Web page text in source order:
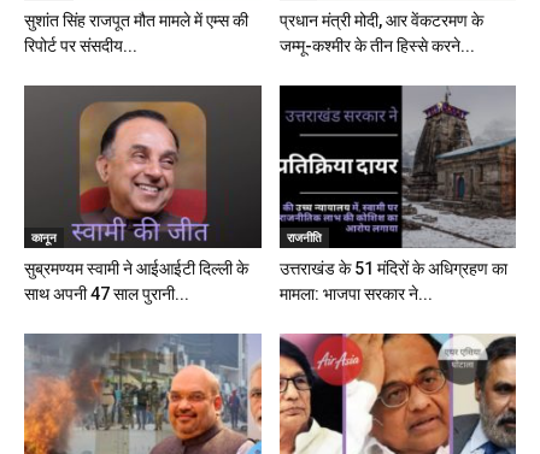
सुशांत सिंह राजपूत मौत मामले में एम्स की
रिपोर्ट पर संसदीय...
प्रधान मंत्री मोदी, आर वेंकटरमण के
जम्मू-कश्मीर के तीन हिस्से करने...
कानून
सुब्रमण्यम स्वामी ने आईआईटी दिल्ली के
साथ अपनी 47 साल पुरानी...
राजनीति
उत्तराखंड के 51 मंदिरों के अधिग्रहण का
मामला: भाजपा सरकार ने...